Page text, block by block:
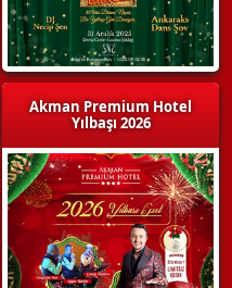
Akman Premium Hotel
Yılbaşı 2026